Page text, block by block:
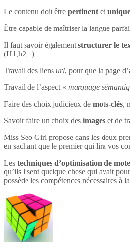
Le contenu doit être pertinent et unique
Être capable de maîtriser la langue
Il faut savoir également structurer le
(H1,h2,..).
Travail des liens url, pour que la page
Travail de l’aspect « marquage
Faire des choix judicieux de mots-clés,
Savoir faire un choix des images et de
Miss Seo Girl propose dans les deux
en sachant que le premier qui lira vos
Les techniques d’optimisation de
qu’ils lisent quelque chose qui avait
possède les compétences nécessaires à